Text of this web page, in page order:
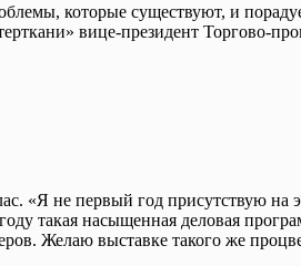
которые существуют, и
вице-президент Торгово-
«Я не первый год присутствую на
такая насыщенная деловая
Желаю выставке такого же